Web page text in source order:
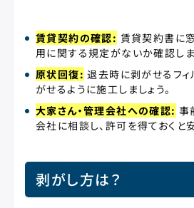
賃貸契約の確認: 賃貸契約書に
用に関する規定がないか確認しま
原状回復: 退去時に剥がせるフィ
がせるように施工しましょう。
大家さん・管理会社への確認: 事
会社に相談し、許可を得ておくと
剥がし方は？